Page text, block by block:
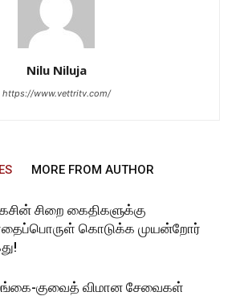
Nilu Niluja
https://www.vettritv.com/
MORE FROM AUTHOR
சிறை கைதிகளுக்கு
கொடுக்க முயன்றோர்
குவைத் விமான சேவைகள்